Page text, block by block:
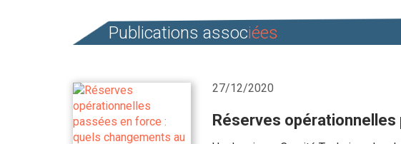
Publications associées
27/12/2020
Réserves opérationnelles